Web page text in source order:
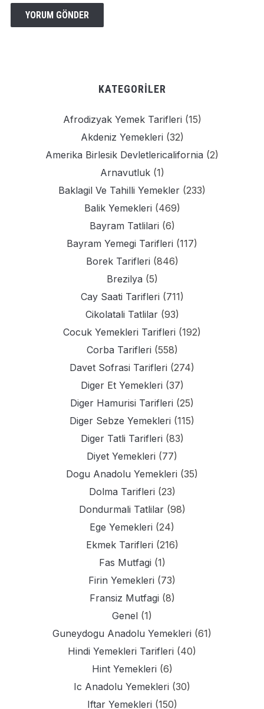
KATEGORILER
Afrodizyak Yemek Tarifleri (15)
Akdeniz Yemekleri (32)
Amerika Birlesik Devletlericalifornia (2)
Arnavutluk(1)
Baklagil Ve Tahilli Yemekler (233)
Balik Yemekleri (469)
Bayram Tatlilari (6)
Bayram Yemegi Tarifleri (117)
Borek Tarifleri (846)
Brezilya (5)
Cay Saati Tarifleri (711)
Cikolatali Tatlilar(93)
Cocuk Yemekleri Tarifleri (192)
Corba Tarifleri (558)
Davet Sofrasi Tarifleri (274)
Diger Et Yemekleri (37)
Diger Hamurisi Tarifleri (25)
Diger Sebze Yemekleri (115)
Diger Tatli Tarifleri (83)
Diyet Yemekleri (77)
Dogu Anadolu Yemekleri (35)
Dolma Tarifleri (23)
Dondurmali Tatlilar(98)
Ege Yemekleri (24)
Ekmek Tarifleri (216)
Fas Mutfagi (1)
Firin Yemekleri (73)
Fransiz Mutfagi (8)
Genel (1)
Guneydogu Anadolu Yemekleri (61)
Hindi Yemekleri Tarifleri (40)
Hint Yemekleri (6)
Ic Anadolu Yemekleri (30)
Iftar Yemekleri (150)